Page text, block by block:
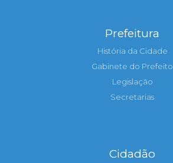
Prefeitura
História da Cidade
Gabinete do Prefeito
Legislação
Secretarias
Cidadão